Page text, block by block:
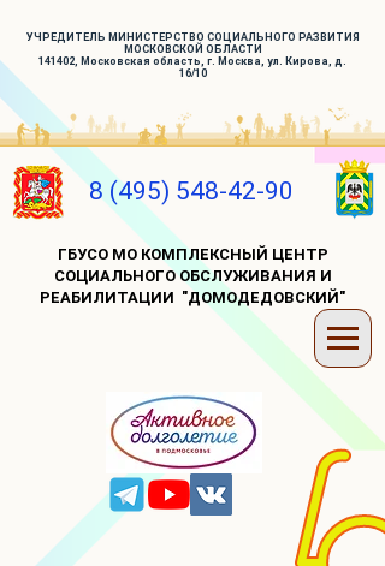
УЧРЕДИТЕЛЬ МИНИСТЕРСТВО СОЦИАЛЬНОГО РАЗВИТИЯ
МОСКОВСКОЙ ОБЛАСТИ
141402, Московская область, г. Москва, ул. Кирова, д.
16/10
8 (495) 548-42-90
ГБУСО МО КОМПЛЕКСНЫЙ ЦЕНТР
СОЦИАЛЬНОГО ОБСЛУЖИВАНИЯ И
РЕАБИЛИТАЦИИ "ДОМОДЕДОВСКИЙ"